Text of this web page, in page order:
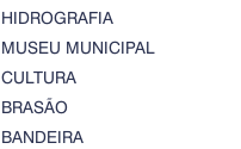
HIDROGRAFIA
MUSEU MUNICIPAL
CULTURA
BRASÃO
BANDEIRA